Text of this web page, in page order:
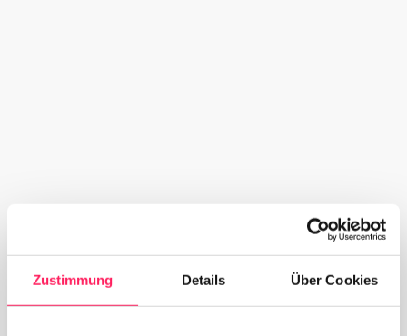
Zustimmung Details Über Cookies